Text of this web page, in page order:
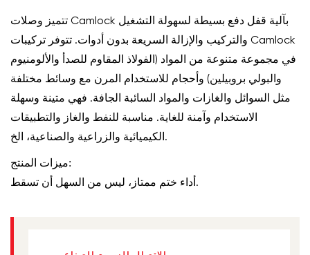
تتميز وصلات Camlock بآلية قفل دفع بسيطة لسهولة التشغيل
والتركيب والإزالة السريعة بدون أدوات. تتوفر تركيبات Camlock
في مجموعة متنوعة من المواد (الفولاذ المقاوم للصدأ والألومنيوم
والبولي بروبيلين) وأحجام للاستخدام المرن مع وسائط مختلفة
مثل السوائل والغازات والمواد السائبة الجافة. فهي متينة وسهلة
الاستخدام وآمنة للغاية. مناسبة للنفط والغاز والتطبيقات
الكيميائية والزراعية والصناعية، الخ.
ميزات المنتج:
أداء ختم ممتاز، ليس من السهل أن تسقط.